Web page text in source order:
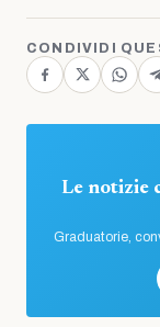
CONDIVIDI
Le notizie
Graduatorie,